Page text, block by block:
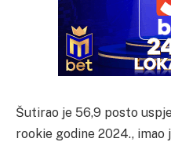
Šutirao je 56,9 posto
rookie godine 2024., imao